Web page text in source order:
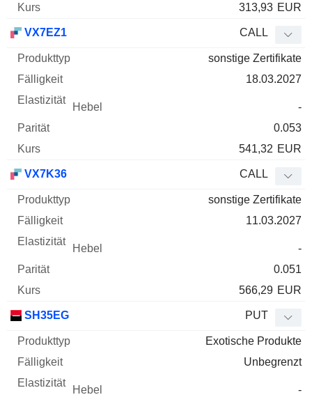
313,93 EUR
VX7EZ1 CALL
sonstige Zertifikate
18.03.2027
-
0.053
541,32 EUR
VX7K36 CALL
sonstige Zertifikate
11.03.2027
-
0.051
566,29 EUR
SH35EG PUT
Exotische Produkte
Unbegrenzt
-